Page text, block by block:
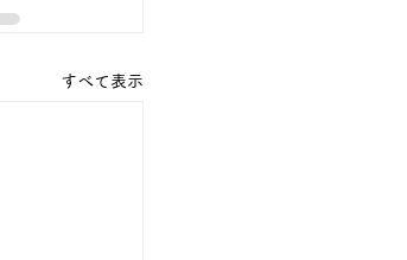
すべて表示